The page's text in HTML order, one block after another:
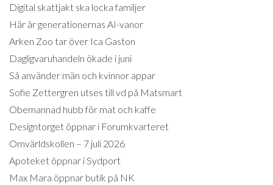
Digital skattjakt ska locka familjer
Här är generationernas AI-vanor
Arken Zoo tar över Ica Gaston
Dagligvaruhandeln ökade i juni
Så använder män och kvinnor appar
Sofie Zettergren utses till vd på Matsmart
Obemannad hubb för mat och kaffe
Designtorget öppnar i Forumkvarteret
Omvärldskollen – 7 juli 2026
Apoteket öppnar i Sydport
Max Mara öppnar butik på NK